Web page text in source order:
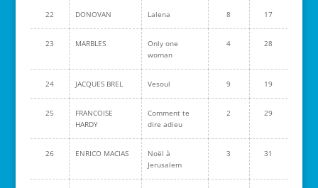
22 DONOVAN Lalena 8 17
23 MARBLES
Only one
woman
4 28
24 JACQUES BREL Vesoul 9 19
25
FRANCOISE
HARDY
Comment te
dire adieu
2 29
26 ENRICO MACIAS
Noël à
Jerusalem
3 31